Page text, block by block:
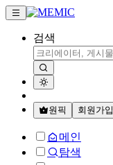
검색
원픽 회원가입
메인
탐색